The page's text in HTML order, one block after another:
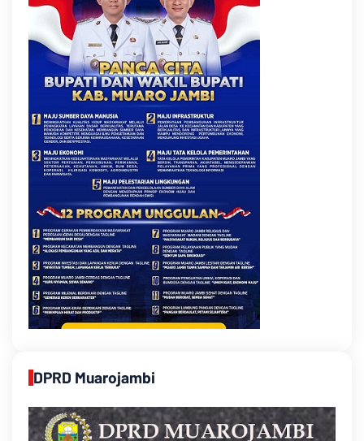
DPRD Muarojambi